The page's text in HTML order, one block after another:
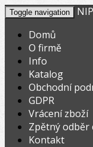
Toggle navigation
Domů
O firmě
Info
Katalog
Obchodní
GDPR
Vrácení zboží
Zpětný
Kontakt
V nákupním košíku
Celkem:
Registrovat
NIPO.CZ
Rothenberger